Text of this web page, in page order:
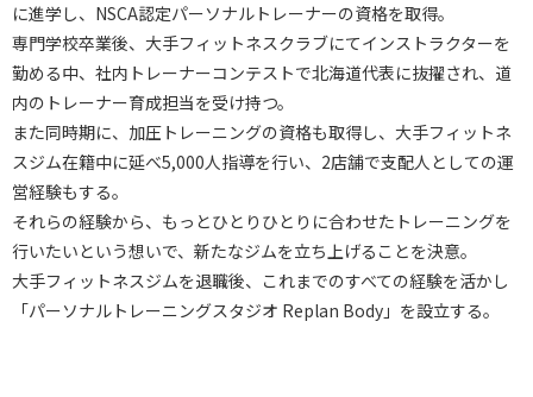
に進学し、NSCA認定パーソナルトレーナーの資格を取得。
専門学校卒業後、大手フィットネスクラブにてインストラクターを
勤める中、社内トレーナーコンテストで北海道代表に抜擢され、道
内のトレーナー育成担当を受け持つ。
また同時期に、加圧トレーニングの資格も取得し、大手フィットネ
スジム在籍中に延べ5,000人指導を行い、2店舗で支配人としての運
営経験もする。
それらの経験から、もっとひとりひとりに合わせたトレーニングを
行いたいという想いで、新たなジムを立ち上げることを決意。
大手フィットネスジムを退職後、これまでのすべての経験を活かし
「パーソナルトレーニングスタジオ Replan Body」を設立する。